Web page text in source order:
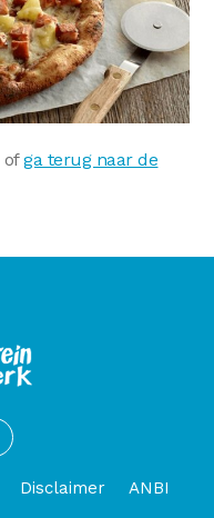
ofga terug naar de
Disclaimer ANBI